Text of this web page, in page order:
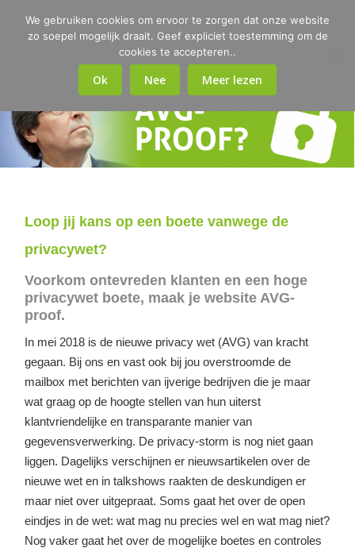
Loop jij kans op een boete vanwege de
privacywet?
Voorkom ontevreden klanten en een hoge
privacywet boete, maak je website AVG-
proof.
In mei 2018 is de nieuwe privacy wet (AVG) van kracht
gegaan. Bij ons en vast ook bij jou overstroomde de
mailbox met berichten van ijverige bedrijven die je maar
wat graag op de hoogte stellen van hun uiterst
klantvriendelijke en transparante manier van
gegevensverwerking. De privacy-storm is nog niet gaan
liggen. Dagelijks verschijnen er nieuwsartikelen over de
nieuwe wet en in talkshows raakten de deskundigen er
maar niet over uitgepraat. Soms gaat het over de open
eindjes in de wet: wat mag nu precies wel en wat mag niet?
Nog vaker gaat het over de mogelijke boetes en controles
We gebruiken cookies om ervoor te zorgen dat onze website
zo soepel mogelijk draait. Geef expliciet toestemming om de
cookies te accepteren..
Ok Nee Meer lezen